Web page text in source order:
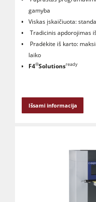
gamyba
Viskas įskaičiuota:
Tradicinis apdorojimas
Pradėkite iš karto:
laiko
F4®Solutionsready
Išsami informacija